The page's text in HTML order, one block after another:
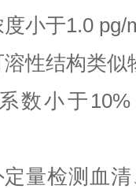
小于1.0 pg/
性结构类似
数小于
量检测血